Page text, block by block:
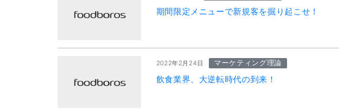
期間限定メニューで新規客を掘り起こせ！
2022年2月24日 マーケティング理論
飲食業界、大逆転時代の到来！